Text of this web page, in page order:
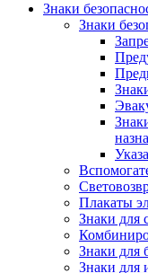
Знаки
Знаки
Плакаты
Знаки для
Знаки для
Знаки для